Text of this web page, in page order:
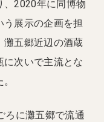
、2020年に同博物
展示の企画を担
灘五郷近辺の酒蔵
次いで主流とな
ろに灘五郷で流通